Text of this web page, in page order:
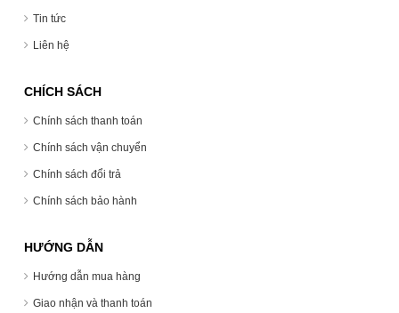
Tin tức
Liên hệ
CHÍCH SÁCH
Chính sách thanh toán
Chính sách vận chuyển
Chính sách đổi trả
Chính sách bảo hành
HƯỚNG DẪN
Hướng dẫn mua hàng
Giao nhận và thanh toán